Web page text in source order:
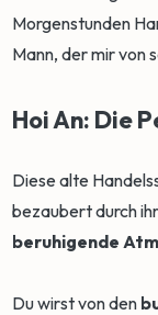
Morgenstunden
Mann, der mir von
Hoi An: Die
Diese alte
bezaubert durch
beruhigende
Du wirst von den